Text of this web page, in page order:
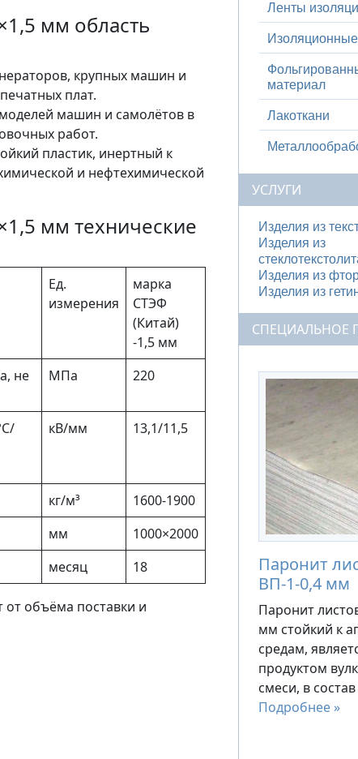
мм область
крупных машин и
плат.
машин и самолётов в
работ.
пластик, инертный к
и нефтехимической
мм технические
Ед.
измерения
марка
СТЭФ
(Китай)
-1,5 мм
не
МПа 220
кВ/мм 13,1/11,5
кг/м³
1600-1900
мм
1000×2000
месяц 18
от объёма поставки и
Ленты
материал
Лакоткани
УСЛУГИ
Изделия из
Изделия из
Изделия из
Изделия из
СПЕЦИАЛЬНОЕ
Паронит
ВП-1-0,4 мм
Паронит
мм стойкий к
средам,
продуктом
смеси, в
Подробнее »